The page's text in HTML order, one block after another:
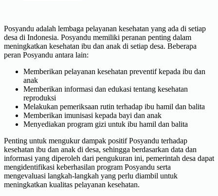
Posyandu adalah lembaga pelayanan kesehatan yang ada di setiap
desa di Indonesia. Posyandu memiliki peranan penting dalam
meningkatkan kesehatan ibu dan anak di setiap desa. Beberapa
peran Posyandu antara lain:
Memberikan pelayanan kesehatan preventif kepada ibu dan
anak
Memberikan informasi dan edukasi tentang kesehatan
reproduksi
Melakukan pemeriksaan rutin terhadap ibu hamil dan balita
Memberikan imunisasi kepada bayi dan anak
Menyediakan program gizi untuk ibu hamil dan balita
Penting untuk mengukur dampak positif Posyandu terhadap
kesehatan ibu dan anak di desa, sehingga berdasarkan data dan
informasi yang diperoleh dari pengukuran ini, pemerintah desa dapat
mengidentifikasi keberhasilan program Posyandu serta
mengevaluasi langkah-langkah yang perlu diambil untuk
meningkatkan kualitas pelayanan kesehatan.